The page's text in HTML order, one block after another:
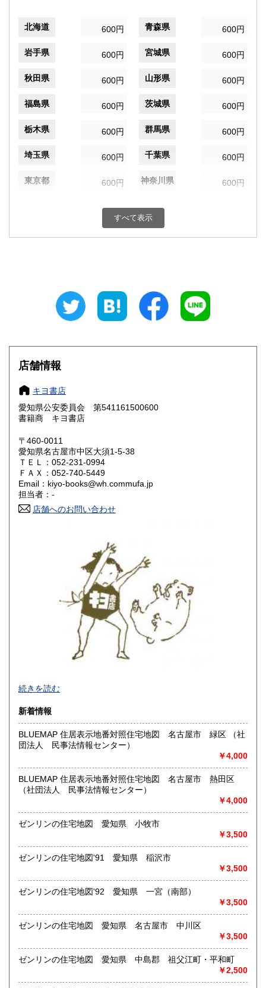
北海道 600円 青森県 600円
岩手県 600円 宮城県 600円
秋田県 600円 山形県 600円
福島県 600円 茨城県 600円
栃木県 600円 群馬県 600円
埼玉県 600円 千葉県 600円
東京都 600円 神奈川県 600円
600円 富山県
600円 三重県
大阪府
奈良県
鳥取県 600円 島根県
岡山県
山口県 600円
香川県 愛媛県
高知県 600円
600円
600円 大分県
600円 鹿児島県
600円
すべて表示
店舗情報
キヨ書店
愛知県公安委員会 第541161500600
書籍商 キヨ書店
〒460-0011
愛知県名古屋市中区大須1-5-38
ＴＥＬ：052-231-0994
ＦＡＸ：052-740-5449
Email：kiyo-books@wh.commufa.jp
担当者：-
店舗へのお問い合わせ
最寄駅：名古屋市営地下鉄鶴舞線
営業時間：12:00～18:00
定休日：火曜日定休(仕入れのため不定休となる場合がござい
ます)
書籍の買取について
美術関係、建築関係資料等扱っております。
また、江戸期からの古地図、刷り物など、視覚的に当時の様
子がわかる資料に力を入れております。
一般書や、専門書の扱いもございます。
店頭へのお持ち込み、宅配便でのご送付のいずれも承りま
どうぞお気軽にご相談ください。
取り扱い分野
歴史、社会科学、自然科学、美術工芸、国語国文、古典籍、
近代文献、趣味、サブカルチャー、古書一般（その他）
続きを読む
新着情報
BLUEMAP 住居表示地番対照住宅地図 名古屋市 緑区 （社
団法人 民事法情報センター）
￥4,000
BLUEMAP 住居表示地番対照住宅地図 名古屋市 熱田区
（社団法人 民事法情報センター）
￥4,000
ゼンリンの住宅地図 愛知県 小牧市
￥3,500
ゼンリンの住宅地図'91 愛知県 稲沢市
￥3,500
ゼンリンの住宅地図'92 愛知県 一宮（南部）
￥3,500
ゼンリンの住宅地図 愛知県 名古屋市 中川区
￥3,500
ゼンリンの住宅地図 愛知県 中島郡 祖父江町・平和町
￥2,500